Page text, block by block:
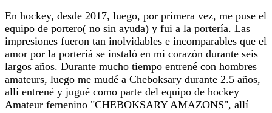
En hockey, desde 2017, luego, por primera vez, me puse el
equipo de portero( no sin ayuda) y fui a la portería. Las
impresiones fueron tan inolvidables e incomparables que el
amor por la porteriá se instaló en mi corazón durante seis
largos años. Durante mucho tiempo entrené con hombres
amateurs, luego me mudé a Cheboksary durante 2.5 años,
allí entrené y jugué como parte del equipo de hockey
Amateur femenino "CHEBOKSARY AMAZONS", allí